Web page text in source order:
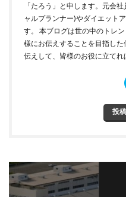
「たろう」と申します。元会
ャルプランナー)やダイエット
す。 本ブログは世の中のトレ
様にお伝えすることを目指し
伝えして、皆様のお役に立てれ
投